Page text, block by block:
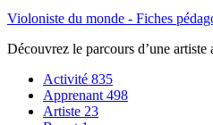
Violoniste du monde - Fiches
Découvrez le parcours d’une
Activité 835
Apprenant 498
Artiste 23